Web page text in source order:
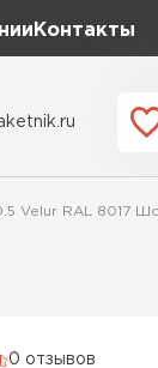
Контакты
Velur RAL 8017
0 отзывов